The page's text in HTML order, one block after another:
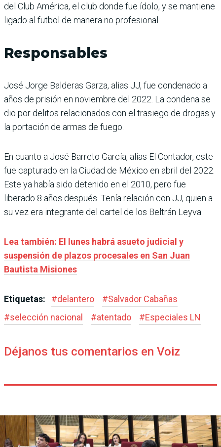
del Club América, el club donde fue ídolo, y se mantiene
ligado al futbol de manera no profesional.
Responsables
José Jorge Balderas Garza, alias JJ, fue condenado a
años de prisión en noviembre del 2022. La condena se
dio por delitos relacionados con el trasiego de drogas y
la portación de armas de fuego.
En cuanto a José Barreto García, alias El Contador, este
fue capturado en la Ciudad de México en abril del 2022.
Este ya había sido detenido en el 2010, pero fue
liberado 8 años después. Tenía relación con JJ, quien a
su vez era integrante del cartel de los Beltrán Leyva.
Lea también: El lunes habrá asueto judicial y
suspensión de plazos procesales en San Juan
Bautista Misiones
Etiquetas: #delantero #Salvador Cabañas
#selección nacional #atentado #Especiales LN
Déjanos tus comentarios en Voiz